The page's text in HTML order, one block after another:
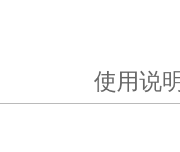
使用说